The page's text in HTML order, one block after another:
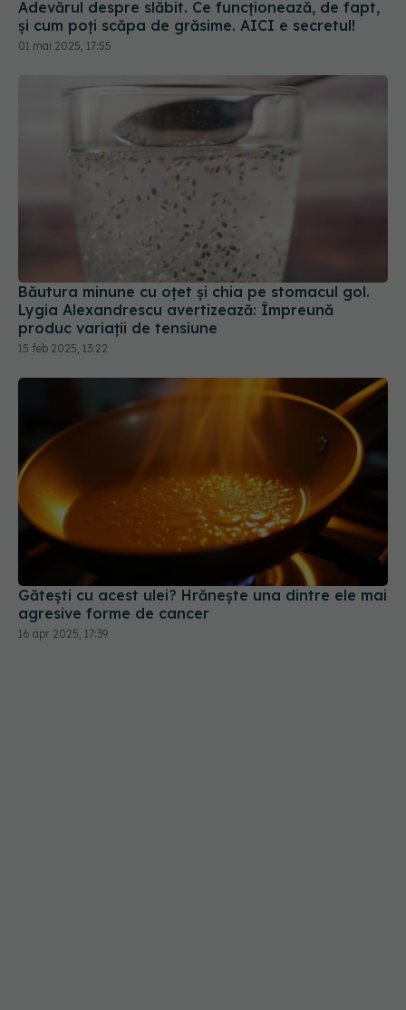
Adevărul despre slăbit. Ce funcționează, de fapt,
și cum poți scăpa de grăsime. AICI e secretul!
01 mai 2025, 17:55
Băutura minune cu oțet și chia pe stomacul gol.
Lygia Alexandrescu avertizează: Împreună
produc variații de tensiune
15 feb 2025, 13:22
Gătești cu acest ulei? Hrănește una dintre ele mai
agresive forme de cancer
16 apr 2025, 17:39